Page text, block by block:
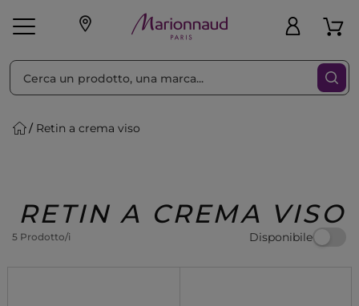
Make-up Profumi
Regalo
Retin a crema viso
RETIN A CREMA VISO
5 Prodotto/i Disponibile
Ordina per Filtra